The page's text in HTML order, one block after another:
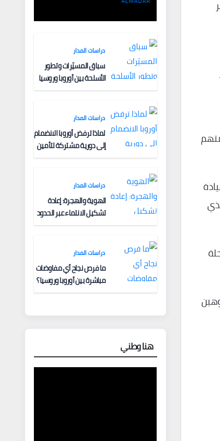
كوهين
التعبئة
دراسات المدار
سباق المسيّرات وتطور
الأسلحة بين أوروبا وروسيا
دراسات المدار
لماذا ترفض أوروبا الانضمام
إلى دورية مشتركة لتأمين
دراسات المدار
الهوية والهجرة: إعادة
تشكيل الانتماء عبر الحدود
دراسات المدار
ما فرص نجاح أي مفاوضات
مباشرة بين أوروبا وروسيا؟
هنا وطني